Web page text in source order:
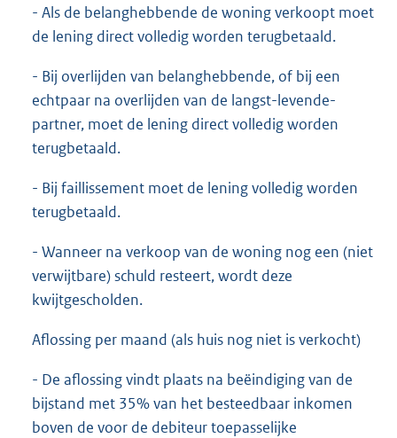
- Als de belanghebbende de woning verkoopt moet
de lening direct volledig worden terugbetaald.
- Bij overlijden van belanghebbende, of bij een
echtpaar na overlijden van de langst-levende-
partner, moet de lening direct volledig worden
terugbetaald.
- Bij faillissement moet de lening volledig worden
terugbetaald.
- Wanneer na verkoop van de woning nog een (niet
verwijtbare) schuld resteert, wordt deze
kwijtgescholden.
Aflossing per maand (als huis nog niet is verkocht)
- De aflossing vindt plaats na beëindiging van de
bijstand met 35% van het besteedbaar inkomen
boven de voor de debiteur toepasselijke